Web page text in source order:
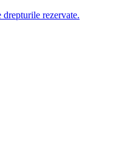
rezervate.